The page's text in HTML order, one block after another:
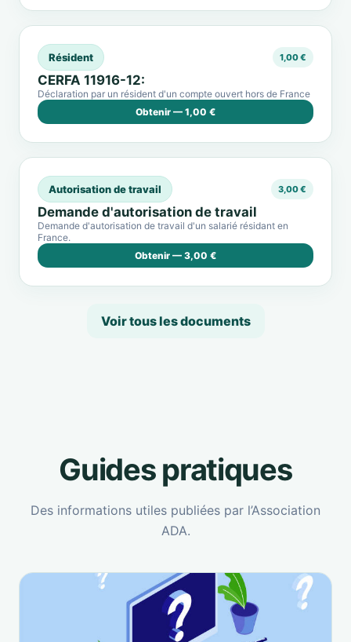
Résident 1,00 €
CERFA 11916-12:
Déclaration par un résident d'un compte ouvert hors de France
Obtenir — 1,00 €
Autorisation de travail 3,00 €
Demande d'autorisation de travail
Demande d'autorisation de travail d'un salarié résidant en
France.
Obtenir — 3,00 €
Voir tous les documents
Guides pratiques
Des informations utiles publiées par l’Association
ADA.